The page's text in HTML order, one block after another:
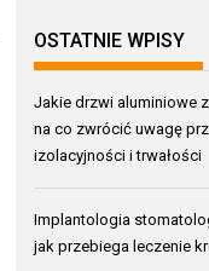
OSTATNIE WPISY
Jakie drzwi aluminiowe
na co zwrócić uwagę
izolacyjności i trwałości
Implantologia
jak przebiega leczenie